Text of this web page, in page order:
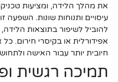
את מהלך הלידה, ומציעות
עיסויים ותנוחות שונות. השפעה
להוביל לשיפור בתוצאות
אפידורלית או בקיסרי חירום.
חיובית יותר עבור האישה
תמיכה רגשית